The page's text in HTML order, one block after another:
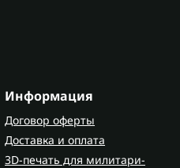
Информация
Договор оферты
Доставка и оплата
3D-печать для милитари-